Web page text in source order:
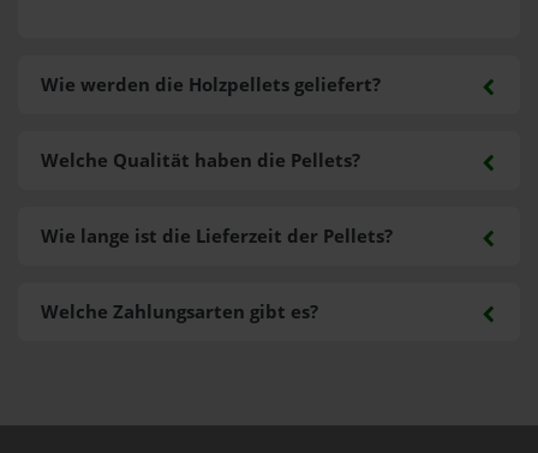
Wie werden die Holzpellets geliefert?
Welche Zahlungsarten gibt es?
Welche Qualität haben die Pellets?
Wie lange ist die Lieferzeit der Pellets?